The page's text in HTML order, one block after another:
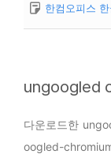
한컴오피스
ungoogled
다운로드한
oogled-